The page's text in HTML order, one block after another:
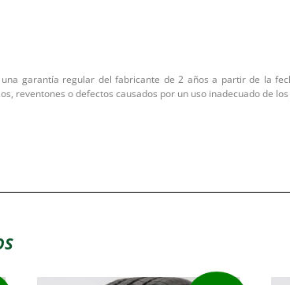
garantía regular del fabricante de 2 años a partir de la
reventones o defectos causados por un uso inadecuado de